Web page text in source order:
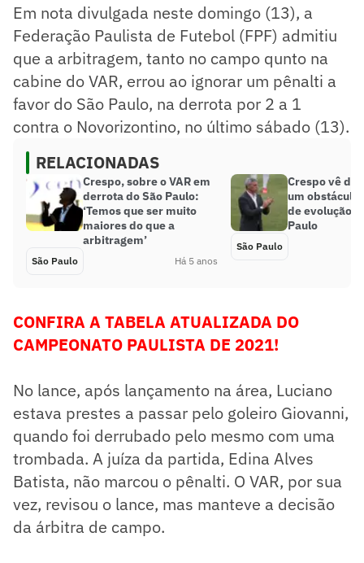
Em nota divulgada neste domingo (13), a
Federação Paulista de Futebol (FPF) admitiu
que a arbitragem, tanto no campo qunto na
cabine do VAR, errou ao ignorar um pênalti a
favor do São Paulo, na derrota por 2 a 1
contra o Novorizontino, no último sábado (13).
RELACIONADAS
Crespo, sobre o VAR em
derrota do São Paulo:
‘Temos que ser muito
maiores do que a
arbitragem’
São Paulo Há 5 anos
Crespo vê
um obstáculo
de evolução
Paulo
São Paulo
CONFIRA A TABELA ATUALIZADA DO
CAMPEONATO PAULISTA DE 2021!
No lance, após lançamento na área, Luciano
estava prestes a passar pelo goleiro Giovanni,
quando foi derrubado pelo mesmo com uma
trombada. A juíza da partida, Edina Alves
Batista, não marcou o pênalti. O VAR, por sua
vez, revisou o lance, mas manteve a decisão
da árbitra de campo.